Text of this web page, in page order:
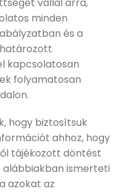
vállal arra,
minden
és a
kapcsolatosan
folyamatosan
hogy biztosítsuk
ahhoz, hogy
tájékozott döntést
alábbiakban ismerteti
azokat az